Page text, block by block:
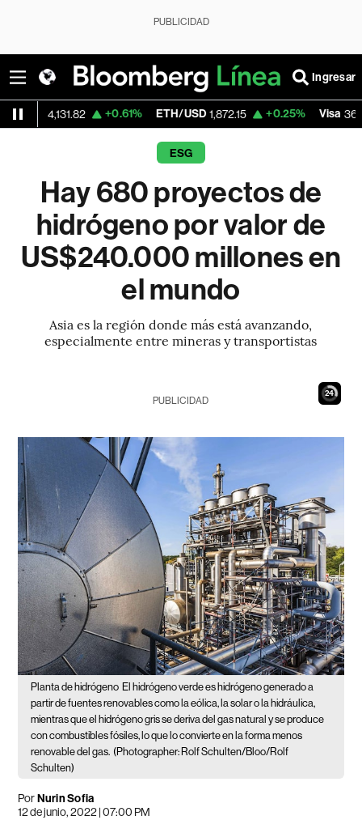
PUBLICIDAD
Ingresar
+0.61% ETH/USD 1,872.15 +0.25% Visa 369.96
ESG
Hay 680 proyectos de
hidrógeno por valor de
US$240.000 millones en
el mundo
Asia es la región donde más está avanzando,
especialmente entre mineras y transportistas
23
PUBLICIDAD
Planta de hidrógeno El hidrógeno verde es hidrógeno generado a
partir de fuentes renovables como la eólica, la solar o la hidráulica,
mientras que el hidrógeno gris se deriva del gas natural y se produce
con combustibles fósiles, lo que lo convierte en la forma menos
renovable del gas. (Photographer: Rolf Schulten/Bloo/Rolf
Schulten)
PorNurin Sofia
12 de junio, 2022 | 07:00 PM